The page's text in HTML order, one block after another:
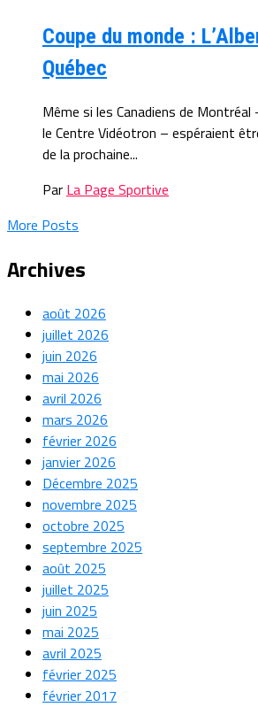
Coupe du monde :
Québec
Même si les Canadiens de
le Centre Vidéotron – espéraient
de la prochaine...
Par La Page Sportive
More Posts
Archives
août 2026
juillet 2026
juin 2026
mai 2026
avril 2026
mars 2026
février 2026
janvier 2026
Décembre 2025
novembre 2025
octobre 2025
septembre 2025
août 2025
juillet 2025
juin 2025
mai 2025
avril 2025
février 2025
février 2017